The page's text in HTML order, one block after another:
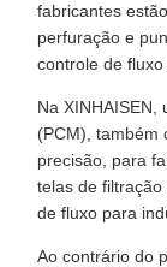
fabricantes
perfuração e
controle de
Na XINHAISEN,
(PCM), também
precisão, para
telas de
de fluxo para
Ao contrário do